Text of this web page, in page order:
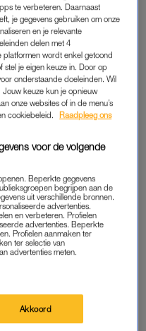
te verbeteren. Daarnaast
je gegevens gebruiken om onze
en je relevante
delen met 4
platformen wordt enkel getoond
stel je eigen keuze in. Door op
onderstaande doeleinden. Wil
Jouw keuze kun je opnieuw
onze websites of in de menu’s
cookiebeleid.
Raadpleeg ons
voor de volgende
Beperkte gegevens
begrijpen aan de
uit verschillende bronnen.
advertenties.
en verbeteren. Profielen
advertenties. Beperkte
Profielen aanmaken ter
ter selectie van
advertenties meten.
Akkoord